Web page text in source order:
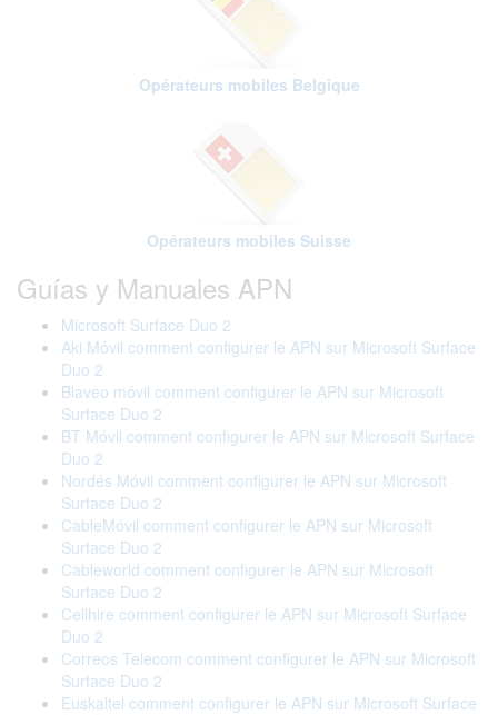
Opérateurs mobiles Belgique
Opérateurs mobiles Suisse
Guías y Manuales APN
Microsoft Surface Duo 2
Aki Móvil comment configurer le APN sur Microsoft Surface
Duo 2
Blaveo móvil comment configurer le APN sur Microsoft
Surface Duo 2
BT Móvil comment configurer le APN sur Microsoft Surface
Duo 2
Nordés Móvil comment configurer le APN sur Microsoft
Surface Duo 2
CableMóvil comment configurer le APN sur Microsoft
Surface Duo 2
Cableworld comment configurer le APN sur Microsoft
Surface Duo 2
Cellhire comment configurer le APN sur Microsoft Surface
Duo 2
Correos Telecom comment configurer le APN sur Microsoft
Surface Duo 2
Euskaltel comment configurer le APN sur Microsoft Surface